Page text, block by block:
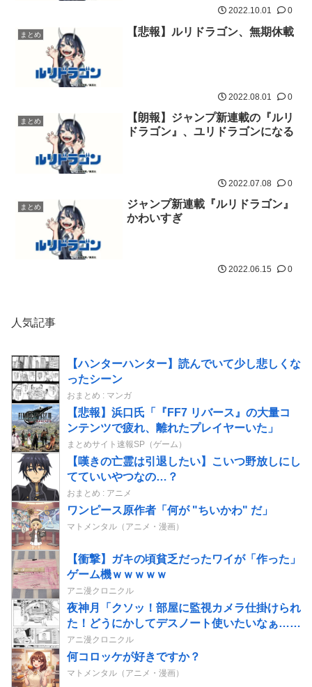
2022.10.01 0
まとめ 【悲報】ルリドラゴン、無期休載
2022.08.01 0
まとめ
【朗報】ジャンプ新連載の『ルリ
ドラゴン』、ユリドラゴンになる
2022.07.08 0
まとめ
ジャンプ新連載『ルリドラゴン』
かわいすぎ
2022.06.15 0
人気記事
【ハンターハンター】読んでいて少し悲しくな
ったシーン
おまとめ : マンガ
【悲報】浜口氏「『FF7 リバース』の大量コ
ンテンツで疲れ、離れたプレイヤーいた」
まとめサイト速報SP（ゲーム）
【嘆きの亡霊は引退したい】こいつ野放しにし
てていいやつなの…？
おまとめ : アニメ
ワンピース原作者「何が "ちいかわ" だ」
マトメンタル（アニメ・漫画）
【衝撃】ガキの頃貧乏だったワイが「作った」
ゲーム機ｗｗｗｗｗ
アニ漫クロニクル
夜神月「クソッ！部屋に監視カメラ仕掛けられ
た！どうにかしてデスノート使いたいなぁ…せ
や！」→結果
アニ漫クロニクル
何コロッケが好きですか？
マトメンタル（アニメ・漫画）